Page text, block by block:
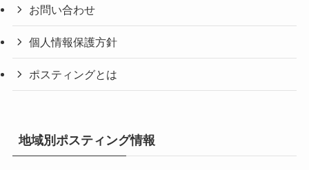
お問い合わせ
個人情報保護方針
ポスティングとは
地域別ポスティング情報